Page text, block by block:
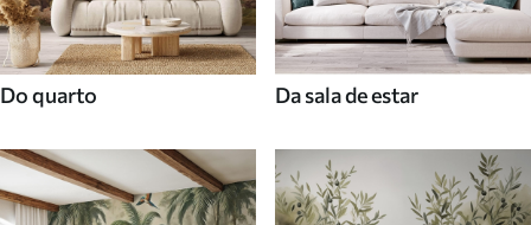
Do quarto Da sala de estar